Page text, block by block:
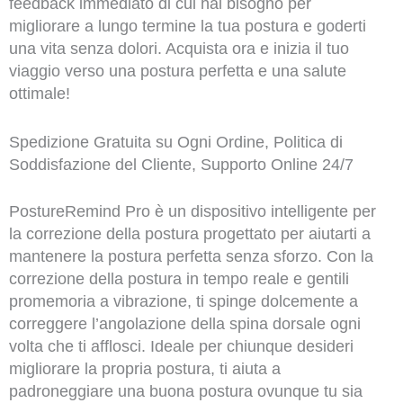
migliorare a lungo termine la tua postura e goderti
una vita senza dolori. Acquista ora e inizia il tuo
viaggio verso una postura perfetta e una salute
ottimale!
Spedizione Gratuita su Ogni Ordine, Politica di
Soddisfazione del Cliente, Supporto Online 24/7
PostureRemind Pro è un dispositivo intelligente per
la correzione della postura progettato per aiutarti a
mantenere la postura perfetta senza sforzo. Con la
correzione della postura in tempo reale e gentili
promemoria a vibrazione, ti spinge dolcemente a
correggere l’angolazione della spina dorsale ogni
volta che ti afflosci. Ideale per chiunque desideri
migliorare la propria postura, ti aiuta a
padroneggiare una buona postura ovunque tu sia